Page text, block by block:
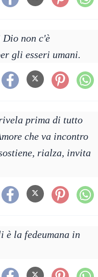
non c'è
gli esseri umani.
prima di tutto
che va incontro
rialza, invita
la fedeumana in